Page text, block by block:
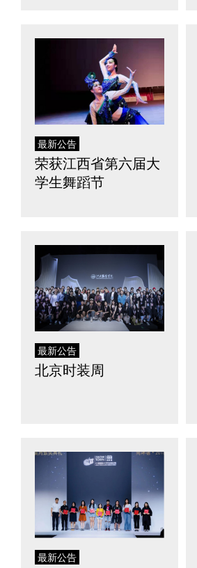
最新公告
荣获江西省第六届大
学生舞蹈节
最新公告
北京时装周
最新公告